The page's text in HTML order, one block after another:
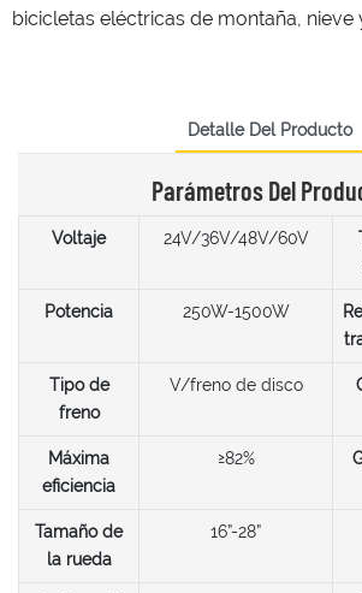
bicicletas eléctricas de montaña, nieve
Detalle Del Producto
Parámetros Del
Voltaje 24V/36V/48V/60V
Potencia 250W-1500W
Tipo de
freno
V/freno de disco
Máxima
eficiencia
≥82%
Tamaño de
la rueda
16”-28”